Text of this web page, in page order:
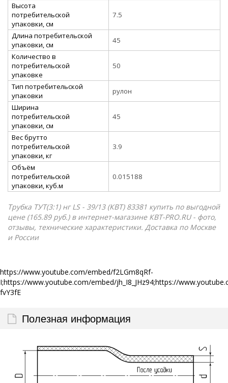
Высота
потребительской
упаковки, см
7.5
Длина потребительской
упаковки, см
45
Количество в
потребительской
упаковке
50
Тип потребительской
упаковки
рулон
Ширина
потребительской
упаковки, см
45
Вес брутто
потребительской
упаковки, кг
3.9
Объём
потребительской
упаковки, куб.м
0.015188
Трубка ТУТ(3:1) нг LS - 39/13 (КВТ) 83381 купить по выгодной
цене (165.89 руб.) в интернет-магазине КВТ-PRO.RU - фото,
отзывы, технические характеристики. Доставка по Москве
и России
https://www.youtube.com/embed/f2LGm8qRf-
I;https://www.youtube.com/embed/jh_I8_JHz94;https://
fvY3fE
Полезная информация